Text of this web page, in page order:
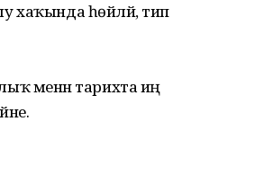
хаҡында һөйләй, тип
менән тарихта иң